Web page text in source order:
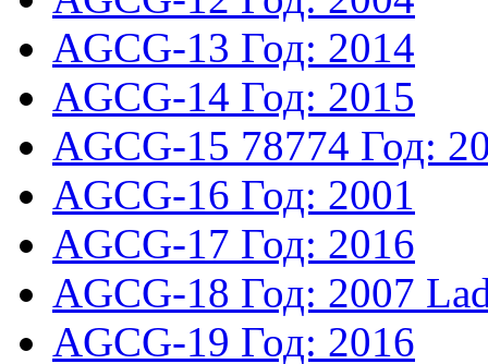
AGCG-13 Год: 2014
AGCG-14 Год: 2015
AGCG-15 78774 Год:
AGCG-16 Год: 2001
AGCG-17 Год: 2016
AGCG-18 Год: 2007
AGCG-19 Год: 2016